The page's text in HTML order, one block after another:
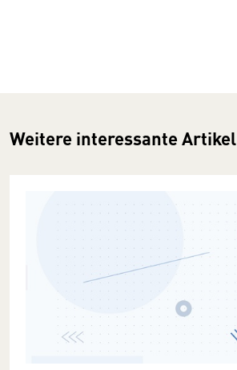
Weitere interessante Artikel